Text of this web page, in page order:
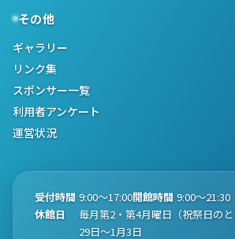
その他
ギャラリー
リンク集
スポンサー一覧
利用者アンケート
運営状況
受付時間 9:00〜17:00開館時間 9:00〜21:30
休館日
毎月第2・第4月曜日（祝祭日の
29日〜1月3日